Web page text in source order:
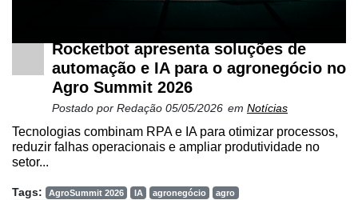
Notícias
Rocketbot apresenta soluções de
automação e IA para o agronegócio no
Agro Summit 2026
Postado por Redação 05/05/2026 em Notícias
Tecnologias combinam RPA e IA para otimizar processos,
reduzir falhas operacionais e ampliar produtividade no
setor...
Tags: AgroSummit 2026 IA agronegócio
agro